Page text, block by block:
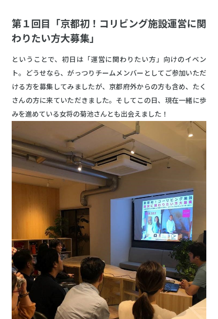
第１回目「京都初！コリビング施設運営に関
わりたい方大募集」
ということで、初日は「運営に関わりたい方」向けのイベン
ト。どうせなら、がっつりチームメンバーとしてご参加いただ
ける方を募集してみましたが、京都府外からの方も含め、たく
さんの方に来ていただきました。そしてこの日、現在一緒に歩
みを進めている女将の菊池さんとも出会えました！